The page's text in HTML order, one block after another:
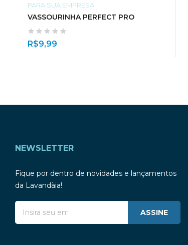
PARA SUA EMPRESA
VASSOURINHA PERFECT PRO
R$9,99
NEWSLETTER
Fique por dentro de novidades e lançamentos
da Lavandàia!
ASSINE